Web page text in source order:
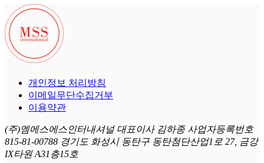
개인정보 처리방침
이메일무단수집거부
이용약관
(주)엠에스에스인터내셔널 대표이사 김하종 사업자등록번호
815-81-00788 경기도 화성시 동탄구 동탄첨단산업1로 27, 금강
IX타원 A31층15호